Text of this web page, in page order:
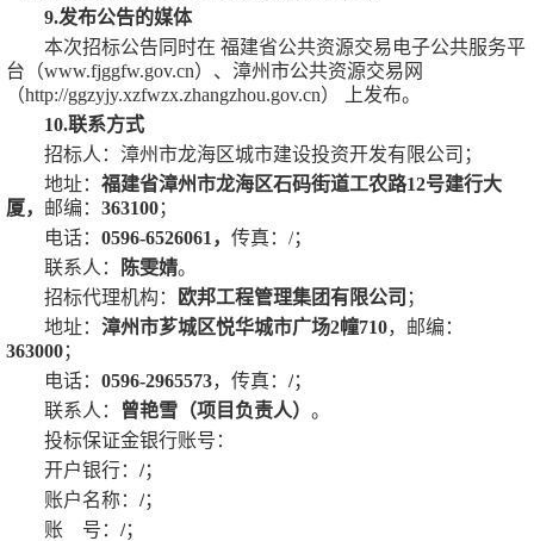
9.发布公告的媒体
本次招标公告同时在 福建省公共资源交易电子公共服务平
台（www.fjggfw.gov.cn）、 漳州市公共资源交易网
（http://ggzyjy.xzfwzx.zhangzhou.gov.cn）
上发布。
10.联系方式
招标人： 漳州市龙海区城市建设投资开发有限公司 ；
地址： 福建省漳州市龙海区石码街道工农路12号建行大
厦， 邮编： 363100；
电话： 0596-6526061 ， 传真： /；
联系人：
陈雯婧。
招标代理机构：
欧邦工程管理集团有限公司 ；
地址： 漳州市芗城区悦华城市广场2幢710，邮编：
363000；
电话： 0596-2965573，传真： /；
联系人：
曾艳雪（项目负责人） 。
投标保证金银行账号：
开户银行： /；
账户名称： /；
账 号： /；